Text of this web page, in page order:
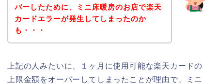
バーしたために、ミニ床暖房のお店で楽天
カードエラーが発生してしまったのか
も・・・
上記の人みたいに、１ヶ月に使用可能な楽天カードの
上限金額をオーバーしてしまったことが理由で、ミニ